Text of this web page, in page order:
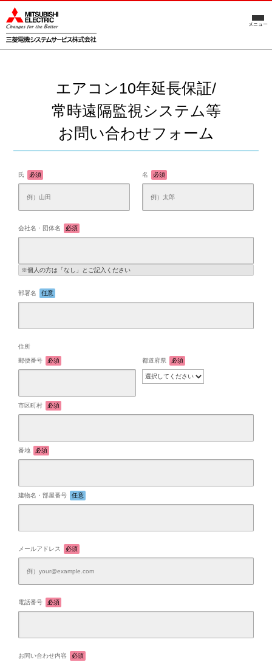
メニュー
エアコン10年延長保証/
常時遠隔監視システム等
お問い合わせフォーム
氏 必須 名 必須
会社名・団体名 必須
※個人の方は「なし」とご記入ください
部署名 任意
住所
郵便番号 必須 都道府県 必須
市区町村 必須
番地 必須
建物名・部屋番号 任意
メールアドレス 必須
電話番号 必須
お問い合わせ内容 必須